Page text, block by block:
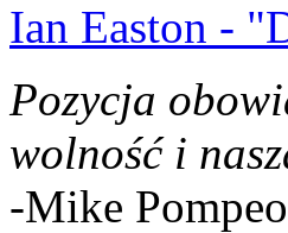
Ian Easton -
Pozycja
wolność i
-Mike